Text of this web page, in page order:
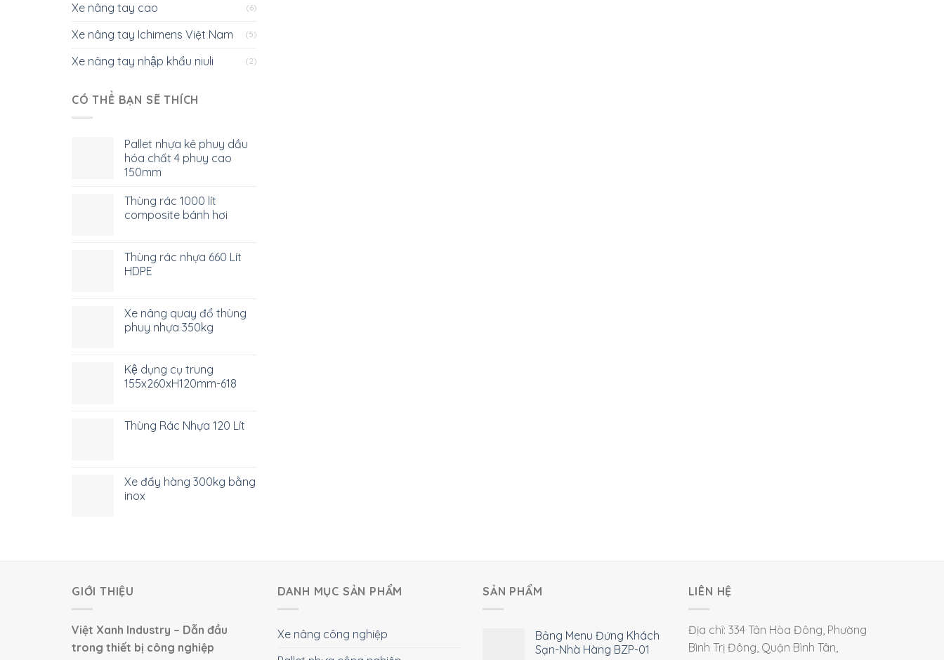
Xe nâng tay cao (6)
Xe nâng tay Ichimens Việt Nam (5)
Xe nâng tay nhập khẩu niuli (2)
CÓ THỂ BẠN SẼ THÍCH
Pallet nhựa kê phuy dầu
hóa chất 4 phuy cao
150mm
Thùng rác 1000 lít
composite bánh hơi
Thùng rác nhựa 660 Lít
HDPE
Xe nâng quay đổ thùng
phuy nhựa 350kg
Kệ dụng cụ trung
155x260xH120mm-618
Thùng Rác Nhựa 120 Lít
Xe đẩy hàng 300kg bằng
inox
GIỚI THIỆU
Việt Xanh Industry – Dẫn đầu
trong thiết bị công nghiệp
DANH MỤC SẢN PHẨM
Xe nâng công nghiệp
SẢN PHẨM
Bảng Menu Đứng Khách
Sạn-Nhà Hàng BZP-01
LIÊN HỆ
Địa chỉ: 334 Tân Hòa Đông, Phường
Bình Trị Đông, Quận Bình Tân,